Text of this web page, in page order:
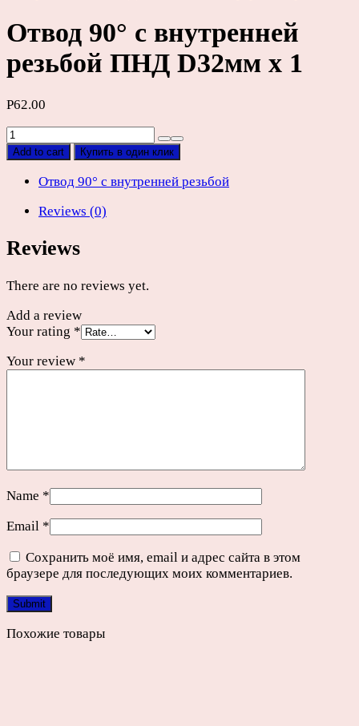
Отвод 90° с внутренней
резьбой ПНД D32мм х 1
Р62.00
Отвод
90°
внутренней
ПНД
х
quantity
Add to cart Купить в один клик
Отвод 90° с внутренней резьбой
Reviews (0)
Reviews
There are no reviews yet.
Add a review
Your rating *
Your review *
Name *
Email *
Сохранить моё имя, email и адрес сайта в этом
браузере для последующих моих комментариев.
Похожие товары